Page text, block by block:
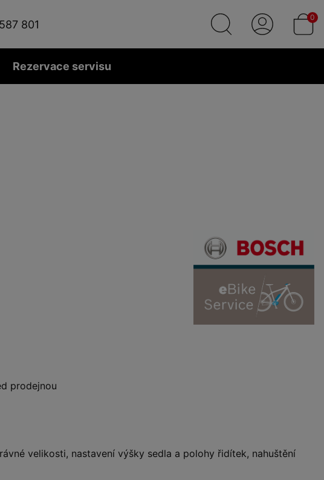
801
0
Rezervace servisu
prodejnou
velikosti, nastavení výšky sedla a polohy řidítek, nahuštění